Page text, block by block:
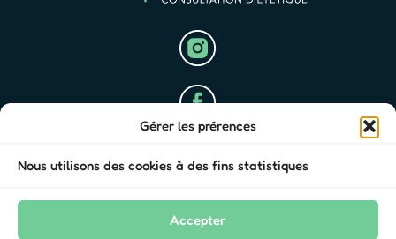
Gérer les prérences
Nous utilisons des cookies à des fins statistiques
Accepter
07 82 50 97 34
21 Avenue de l'Aublette, 22100 Quévert